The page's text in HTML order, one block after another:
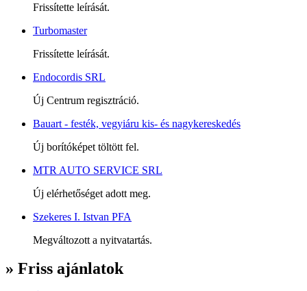
Frissítette leírását.
Turbomaster
Frissítette leírását.
Endocordis SRL
Új Centrum regisztráció.
Bauart - festék, vegyiáru kis- és nagykereskedés
Új borítóképet töltött fel.
MTR AUTO SERVICE SRL
Új elérhetőséget adott meg.
Szekeres I. Istvan PFA
Megváltozott a nyitvatartás.
» Friss ajánlatok